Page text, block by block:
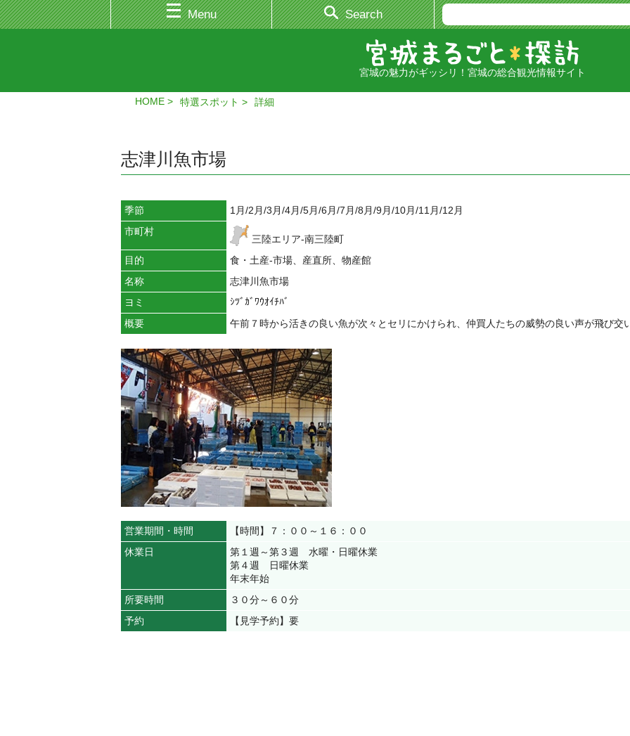
Menu Search
宮城の魅力がギッシリ！宮城の総合観光情報サイト
HOME 特選スポット 詳細
志津川魚市場
季節
1月/2月/3月/4月/5月/6月/7月/8月/9月/10月/11月/12月
市町村
三陸エリア-南三陸町
目的
食・土産-市場、産直所、物産館
名称
志津川魚市場
ヨミ
ｼﾂﾞｶﾞﾜｳｵｲﾁﾊﾞ
概要
午前７時から活きの良い魚が次々とセリにかけられ、仲買人たちの威勢の良い声が飛び交
営業期間・時間
【時間】７：００～１６：００
休業日
第１週～第３週 水曜・日曜休業
第４週 日曜休業
年末年始
所要時間
３０分～６０分
予約
【見学予約】要